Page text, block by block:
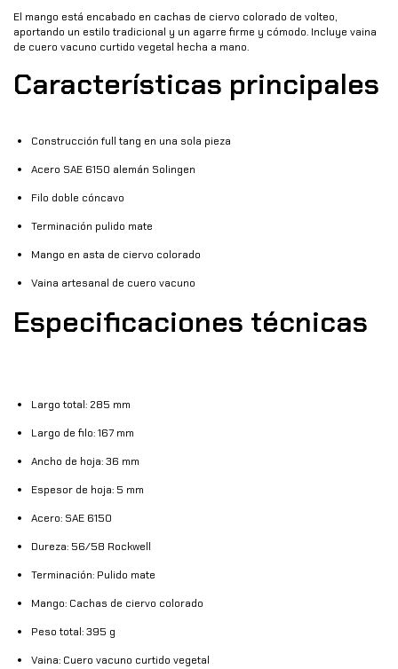
El mango está encabado en cachas de ciervo colorado de volteo,
aportando un estilo tradicional y un agarre firme y cómodo. Incluye vaina
de cuero vacuno curtido vegetal hecha a mano.
Características principales
Construcción full tang en una sola pieza
Acero SAE 6150 alemán Solingen
Filo doble cóncavo
Terminación pulido mate
Mango en asta de ciervo colorado
Vaina artesanal de cuero vacuno
Especificaciones técnicas
Largo total: 285 mm
Largo de filo: 167 mm
Ancho de hoja: 36 mm
Espesor de hoja: 5 mm
Acero: SAE 6150
Dureza: 56/58 Rockwell
Terminación: Pulido mate
Mango: Cachas de ciervo colorado
Peso total: 395 g
Vaina: Cuero vacuno curtido vegetal